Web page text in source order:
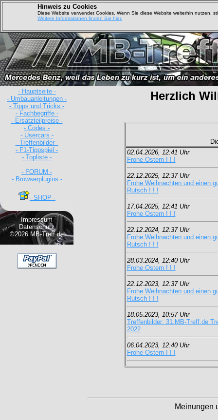
Hinweis zu Cookies
Diese Website verwendet Cookies. Wenn Sie diese Website weiterhin nutzen,
Weitere Informationen finden Sie hier.
- Hauptseite -
- Umbauanleitungen -
- Tipps und Tricks -
- Fachbegriffe -
- Ersatzteilpreise -
- Codes -
- Usercars -
- Treffenbilder -
- F1-Tippspiel -
- Topliste -
- FORUM -
- Browserplugins -
- SHOP -
Impressum
Datenschutz
©2026 MB-Treff.de
Herzlich
02.04.2026, 12:41 Uhr
Frohe Ostern ! ! !
22.12.2025, 12:37 Uhr
Frohe Weihnachten und einen
Rutsch ! ! !
17.04.2025, 12:41 Uhr
Frohe Ostern ! ! !
22.12.2024, 12:37 Uhr
Frohe Weihnachten und einen
Rutsch ! ! !
28.03.2024, 12:40 Uhr
Frohe Ostern ! ! !
22.12.2023, 12:37 Uhr
Frohe Weihnachten und einen
Rutsch ! ! !
18.05.2023, 10:57 Uhr
Treffenbilder: 31.MB-Treff.de
2022
06.04.2023, 12:40 Uhr
Frohe Ostern ! ! !
Meinungen